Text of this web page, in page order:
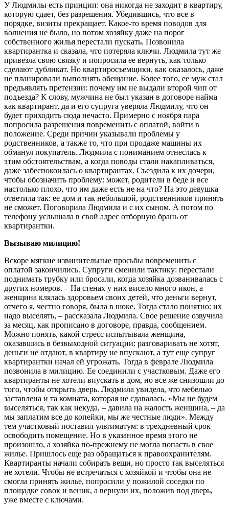
У Людмилы есть принцип: она никогда не заходит в квартиру,
которую сдает, без разрешения. Убедившись, что все в
порядке, визиты прекращает. Какое-то время поводов для
волнения не было, но потом хозяйку даже на порог
собственного жилья перестали пускать. Позвонила
квартирантка и сказала, что потеряла ключи. Людмила тут же
привезла свою связку и попросила ее вернуть, как только
сделают дубликат. Но квартиро­съемщики, как оказалось, даже
не планировали выполнять обещание. Более того, ее муж стал
предъявлять претензии: почему им не выдали второй чип от
подъезда? К слову, мужчина не был указан в договоре найма
как квартирант, да и его супруга уверяла Людмилу, что он
будет приходить сюда нечасто. Примерно с ноября пара
попросила разрешения повременить с оплатой, войти в
положение. Среди причин указывали проблемы у
родственников, а также то, что при продаже машины их
обманул покупатель. Людмила с пониманием отнеслась к
этим обстоятельствам, а когда поводы стали накапливаться,
даже за­беспокоилась о квартирантах. Съездила к их дочери,
чтобы обозначить проблему: может, родители в беде и все
настолько плохо, что им даже есть не на что? На это девушка
ответила так: ее дом и так небольшой, родственников принять
не сможет. Поговорила Людмила и с их сыном. А потом по
телефону услышала в свой адрес отборную брань от
квартирантки.
Вызываю милицию!
Вскоре мягкие извинительные просьбы повременить с
оплатой закончились. Супруги сменили тактику: перестали
поднимать трубку или бросали, когда хозяйка дозванивалась с
других номеров. – На стенах у них висело много икон, а
женщина клялась здоровьем своих детей, что деньги вернут,
отчего я, честно говоря, была в шоке. Тогда стало понятно: их
надо выселять, – рассказала Людмила. Свое решение озвучила
за месяц, как прописано в договоре, правда, сообщением.
Можно понять, какой стресс испытывала женщина,
оказавшись в безвыходной ситуации: разговаривать не хотят,
деньги не отдают, в квартиру не впускают, а тут еще супруг
квартирантки начал ей угрожать. Тогда в феврале Людмила
позвонила в милицию. Ее соединили с участковым. Даже его
квартиранты не хотели впускать в дом, но все же снизошли до
того, чтобы открыть дверь. Людмила увидела, что мебелью
заставлена и та комната, которая не сдавалась. «Мы не будем
выселяться, так как некуда, – давила на жалость женщина, – да
мы заплатим все до копейки, мы же честные люди». Между
тем участковый поставил ультиматум: в трехдневный срок
освободить помещение. Но в указанное время этого не
произошло, а хозяйка по-прежнему не могла попасть в свое
жилье. Пришлось еще раз обращаться к правоохранителям.
Квартиранты начали собирать вещи, но просто так выселяться
не хотели. Чтобы не встречаться с хозяйкой и чтобы она не
смогла принять жилье, попросили у пожилой соседки по
площадке совок и веник, а вернули их, положив под дверь,
уже вместе с ключами.